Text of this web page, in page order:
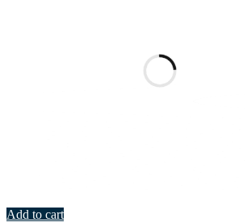
Add to cart